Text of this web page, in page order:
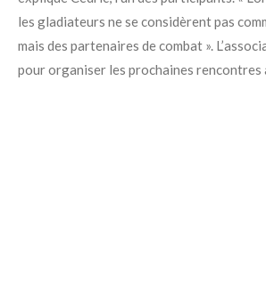
les gladiateurs ne se considèrent pas
mais des partenaires de combat ».
pour organiser les prochaines rencontres